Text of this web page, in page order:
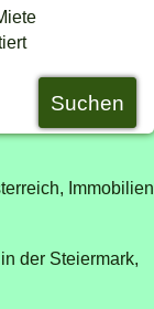
Immobilien
der Steiermark,